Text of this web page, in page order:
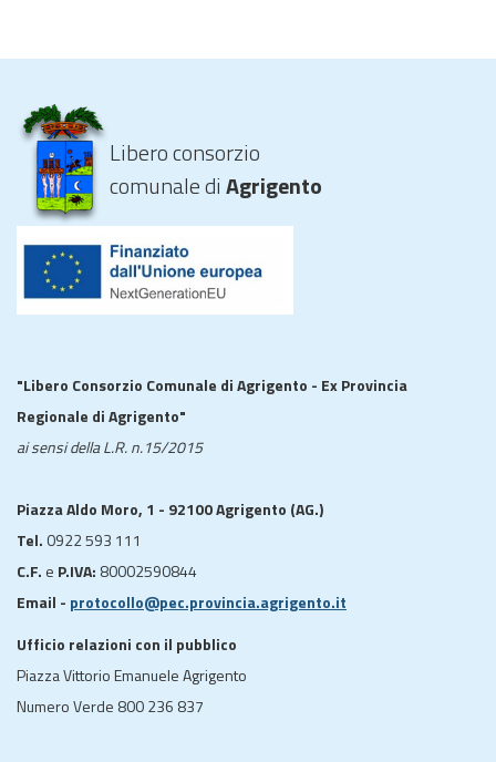
Libero consorzio
comunale diAgrigento
"Libero Consorzio Comunale di Agrigento - Ex Provincia
Regionale di Agrigento"
ai sensi della L.R. n.15/2015
Piazza Aldo Moro, 1 - 92100 Agrigento (AG.)
Tel. 0922 593 111
C.F. e P.IVA: 80002590844
Email - protocollo@pec.provincia.agrigento.it
Ufficio relazioni con il pubblico
Piazza Vittorio Emanuele Agrigento
Numero Verde 800 236 837